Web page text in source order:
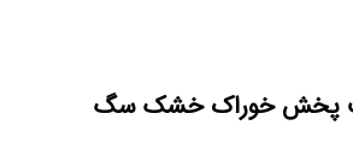
پخش خوراک خشک سگ